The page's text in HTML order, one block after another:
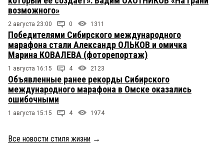
возможного»
2 августа 23:00 0 1311
Победителями Сибирского международного
марафона стали Александр ОЛЬКОВ и омичка
Марина КОВАЛЕВА (фоторепортаж)
1 августа 16:15 4 2123
Объявленные ранее рекорды Сибирского
международного марафона в Омске оказались
ошибочными
1 августа 15:15 4 1974
Все новости стиля жизни →